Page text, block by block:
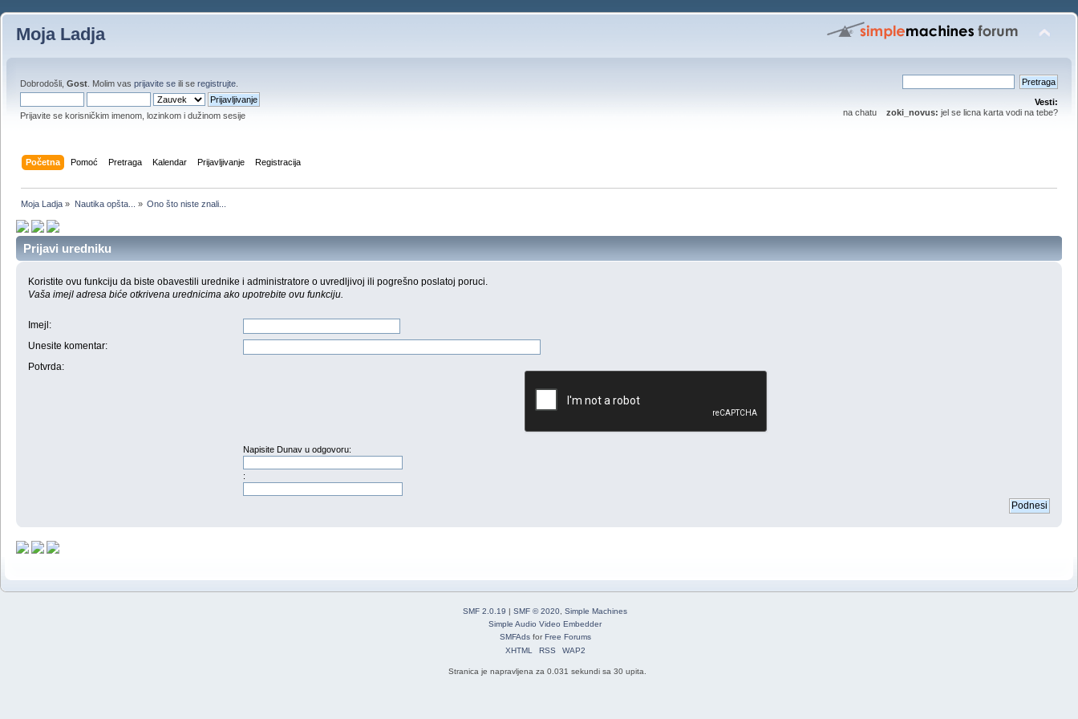
Moja Ladja
Dobrodošli, Gost . Molim vas prijavite se ili se registrujte
Prijavite se korisničkim imenom, lozinkom i dužinom sesije
Vesti:
na chatu zoki_novus: jel se licna karta vodi na tebe?
Početna Pomoć Pretraga Kalendar Prijavljivanje Registracija
Moja Ladja » Nautika opšta... » Ono što niste znali...
Prijavi uredniku
Koristite ovu funkciju da biste obavestili urednike i administratore o uvredljivoj ili pogrešno poslatoj poruci.
Vaša imejl adresa biće otkrivena urednicima ako upotrebite ovu funkciju.
Imejl :
Unesite komentar:
Potvrda:
Napisite Dunav u odgovoru:
:
SMF 2.0.19 | SMF © 2020, Simple Machines
Simple Audio Video Embedder
SMFAdsforFree Forums
XHTML
RSS WAP2
Stranica je napravljena za 0.031 sekundi sa 30 upita.